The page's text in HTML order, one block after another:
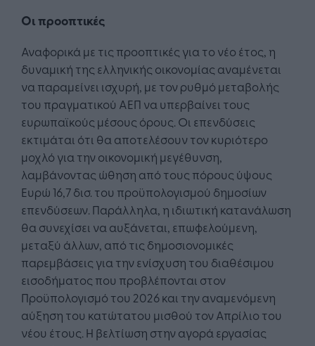
Οι προοπτικές
Αναφορικά με τις προοπτικές για το νέο έτος, η
δυναμική της ελληνικής οικονομίας αναμένεται
να παραμείνει ισχυρή, με τον ρυθμό μεταβολής
του πραγματικού ΑΕΠ να υπερβαίνει τους
ευρωπαϊκούς μέσους όρους. Οι επενδύσεις
εκτιμάται ότι θα αποτελέσουν τον κυριότερο
μοχλό για την οικονομική μεγέθυνση,
λαμβάνοντας ώθηση από τους πόρους ύψους
Ευρώ 16,7 δισ. του προϋπολογισμού δημοσίων
επενδύσεων. Παράλληλα, η ιδιωτική κατανάλωση
θα συνεχίσει να αυξάνεται, επωφελούμενη,
μεταξύ άλλων, από τις δημοσιονομικές
παρεμβάσεις για την ενίσχυση του διαθέσιμου
εισοδήματος που προβλέπονται στον
Προϋπολογισμό του 2026 και την αναμενόμενη
αύξηση του κατώτατου μισθού τον Απρίλιο του
νέου έτους. Η βελτίωση στην αγορά εργασίας